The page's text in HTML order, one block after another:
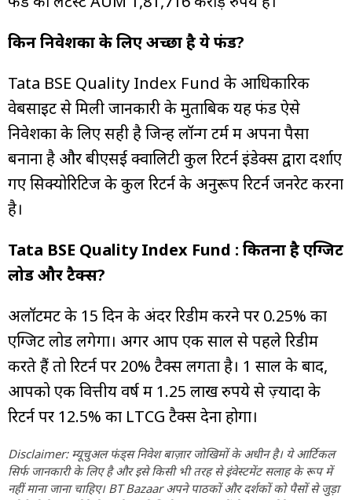
किन निवेशकों के लिए अच्छा है ये फंड?
Tata BSE Quality Index Fund के आधिकारिक
वेबसाइट से मिली जानकारी के मुताबिक यह फंड ऐसे
निवेशकों के लिए सही है जिन्हें लॉन्ग टर्म में अपना पैसा
बनाना है और बीएसई क्वालिटी कुल रिटर्न इंडेक्स द्वारा दर्शाए
गए सिक्योरिटिज के कुल रिटर्न के अनुरूप रिटर्न जनरेट करना
है।
Tata BSE Quality Index Fund : कितना है एग्जिट
लोड और टैक्स?
अलॉटमेंट के 15 दिन के अंदर रिडीम करने पर 0.25% का
एग्जिट लोड लगेगा। अगर आप एक साल से पहले रिडीम
करते हैं तो रिटर्न पर 20% टैक्स लगता है। 1 साल के बाद,
आपको एक वित्तीय वर्ष में 1.25 लाख रुपये से ज़्यादा के
रिटर्न पर 12.5% ​​का LTCG टैक्स देना होगा।
Disclaimer: म्यूचुअल फंड्स निवेश बाज़ार जोखिमों के अधीन है। ये आर्टिकल
सिर्फ जानकारी के लिए है और इसे किसी भी तरह से इंवेस्टमेंट सलाह के रूप में
नहीं माना जाना चाहिए। BT Bazaar अपने पाठकों और दर्शकों को पैसों से जुड़ा